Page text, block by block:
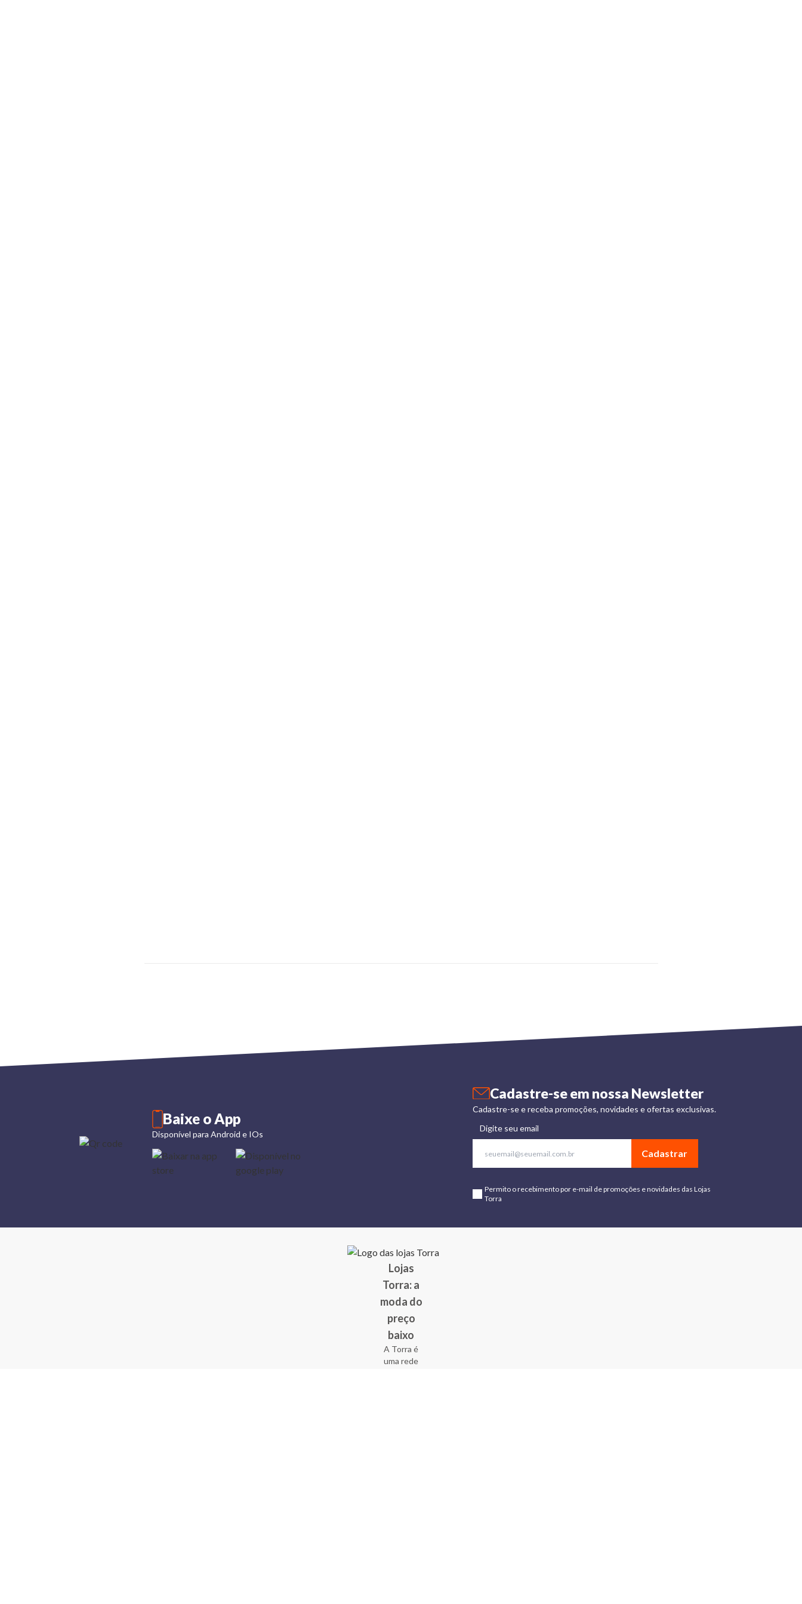
Cadastre-se em nossa Newsletter
Cadastre-se e receba promoções, novidades e ofertas exclusivas.
Digite seu email
Cadastrar
Permito o recebimento por e-mail de promoções e novidades das Lojas
Torra
Baixe o App
Disponível para Android e IOs
Lojas
Torra: a
moda do
preço
baixo
A Torra é
uma rede